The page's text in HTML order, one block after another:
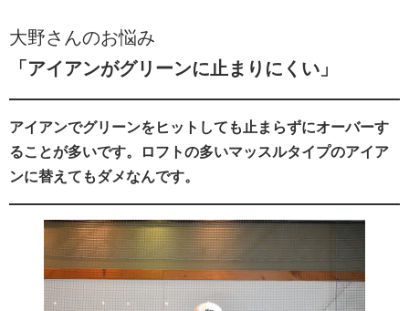
大野さんのお悩み
「アイアンがグリーンに止まりにくい」
アイアンでグリーンをヒットしても止まらずにオーバーす
ることが多いです。ロフトの多いマッスルタイプのアイア
ンに替えてもダメなんです。